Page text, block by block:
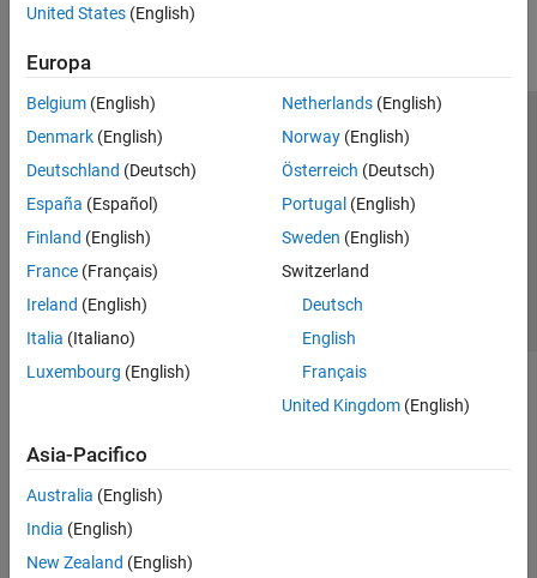
United States (English)
Europa
Belgium (English)
Denmark (English)
Deutschland (Deutsch)
España (Español)
Finland (English)
France (Français)
Ireland (English)
Italia (Italiano)
Luxembourg (English)
Netherlands(English)
Norway(English)
Österreich (Deutsch)
Portugal (English)
Sweden (English)
Switzerland
Deutsch
English
Français
United Kingdom(English)
Asia-Pacifico
Australia (English)
India (English)
New Zealand (English)
Centro di fiducia
Informativa sulla privacy
Antipirateria
Stato dell'applicazione
Contatti
© 1994-2026 The MathWorks, Inc.